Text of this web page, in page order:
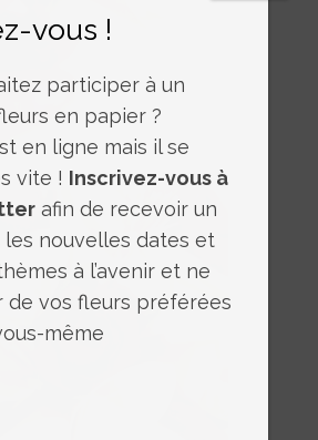
vous !
participer à un
en papier ?
en ligne mais il se
vite ! Inscrivez-vous à
afin de recevoir un
les nouvelles dates et
à l’avenir et ne
de vos fleurs préférées
même